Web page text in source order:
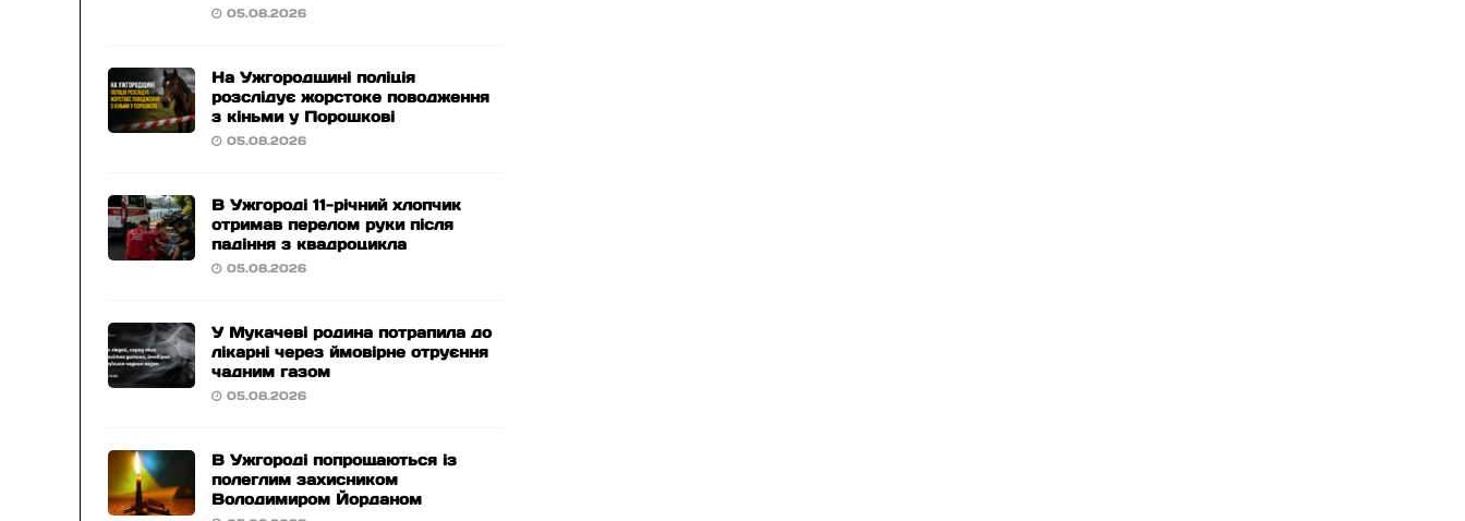
05.08.2026
На Ужгородщині поліція
розслідує жорстоке поводження
з кіньми у Порошкові
05.08.2026
В Ужгороді 11-річний хлопчик
отримав перелом руки після
падіння з квадроцикла
05.08.2026
У Мукачеві родина потрапила до
лікарні через ймовірне отруєння
чадним газом
05.08.2026
В Ужгороді попрощаються із
полеглим захисником
Володимиром Йорданом